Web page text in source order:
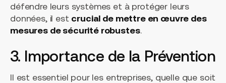
défendre leurs systèmes et à protéger leurs
données, il est crucial de mettre en œuvre des
mesures de sécurité robustes.
3. Importance de la Prévention
Il est essentiel pour les entreprises, quelle que soit